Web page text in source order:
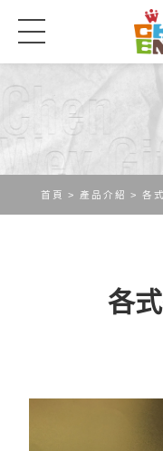
首頁 產品介紹 各
各